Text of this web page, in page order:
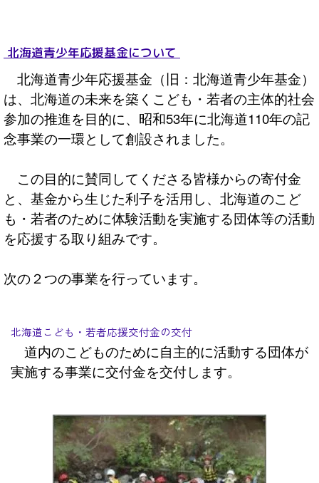
北海道青少年応援基金について
北海道青少年応援基金（旧：北海道青少年基金）
は、北海道の未来を築くこども・若者の主体的社会
参加の推進を目的に、昭和53年に北海道110年の記
念事業の一環として創設されました。
この目的に賛同してくださる皆様からの寄付金
と、基金から生じた利子を活用し、北海道のこど
も・若者のために体験活動を実施する団体等の活動
を応援する取り組みです。
次の２つの事業を行っています。
北海道こども・若者応援交付金の交付
道内のこどものために自主的に活動する団体が
実施する事業に交付金を交付します。